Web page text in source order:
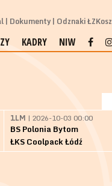
Dokumenty Odznaki ŁZKosz
KADRY NIW
1LM | 2026-10-03 00:00
BS Polonia Bytom
ŁKS Coolpack Łódź